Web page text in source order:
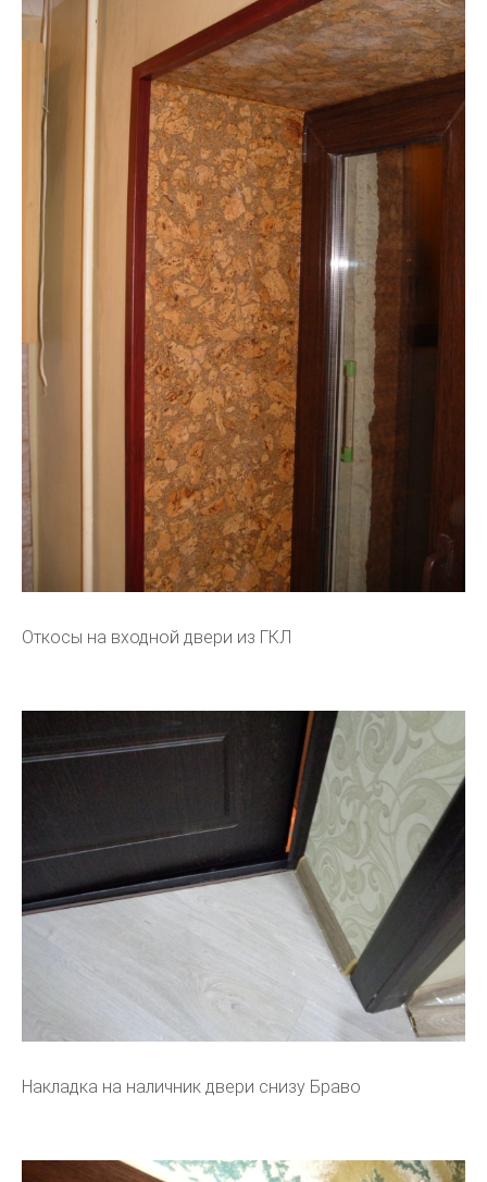
Откосы на входной двери из ГКЛ
Накладка на наличник двери снизу Браво